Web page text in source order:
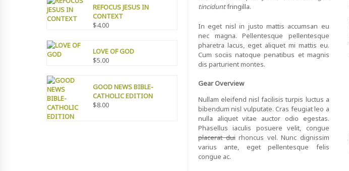
REFOCUS JESUS IN
CONTEXT
$4.00
LOVE OF GOD
$5.00
GOOD NEWS BIBLE-
CATHOLIC EDITION
$8.00
tinciduntfringilla.
In eget nisl in justo mattis accumsan eu
nec magna. Pellentesque pellentesque
pharetra lacus, eget aliquet mi mattis eu.
Cum sociis natoque penatibus et magnis
dis parturient montes.
Gear Overview
Nullam eleifend nisl facilisis turpis luctus a
bibendum nisl vulputate. Cras feugiat leo a
nulla aliquet vitae auctor odio egestas.
Phasellus iaculis posuere velit, congue
placerat duirhoncus vel. Nunc dignissim
varius ante, eget pellentesque felis
congue ac.